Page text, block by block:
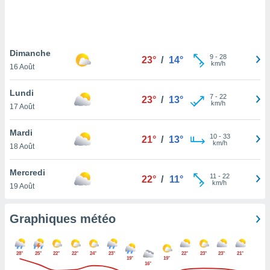
pas
de
à
cas,
que
sur le
et que
ne
Dimanche
16 Août
23° / 14° 9- 28
km/h
Lundi
17 Août
23° / 13° 7- 22
km/h
Mardi
18 Août
21° / 13° 10- 33
km/h
Mercredi
19 Août
22° / 11° 11 - 22
km/h
Graphiques météo
28° 25° 22° 22° 24°
23°
19°
16°
19°
22° 23° 23° 21°